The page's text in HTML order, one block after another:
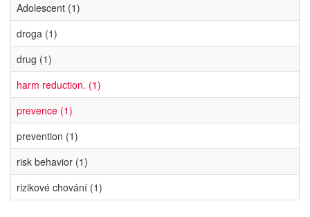
Adolescent (1)
droga (1)
drug (1)
harm reduction. (1)
prevence (1)
prevention (1)
risk behavior (1)
rizikové chování (1)